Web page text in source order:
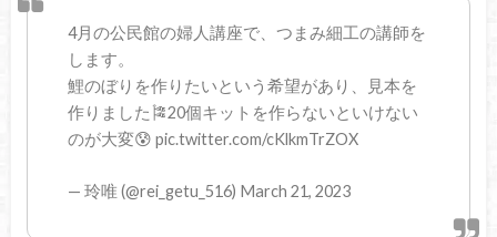
4月の公民館の婦人講座で、つまみ細工の講師を
します。
鯉のぼりを作りたいという希望があり、見本を
作りました🎏20個キットを作らないといけない
のが大変😰 pic.twitter.com/cKlkmTrZOX
— 玲唯 (@rei_getu_516) March 21, 2023